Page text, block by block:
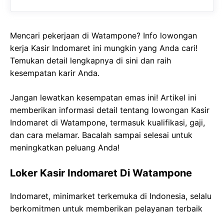
Mencari pekerjaan di Watampone? Info lowongan
kerja Kasir Indomaret ini mungkin yang Anda cari!
Temukan detail lengkapnya di sini dan raih
kesempatan karir Anda.
Jangan lewatkan kesempatan emas ini! Artikel ini
memberikan informasi detail tentang lowongan Kasir
Indomaret di Watampone, termasuk kualifikasi, gaji,
dan cara melamar. Bacalah sampai selesai untuk
meningkatkan peluang Anda!
Loker Kasir Indomaret Di Watampone
Indomaret, minimarket terkemuka di Indonesia, selalu
berkomitmen untuk memberikan pelayanan terbaik